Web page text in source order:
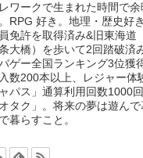
ワークで生まれた時間で
RPG 好き。地理・歴史好
免許を取得済み&旧東海道
大橋）を歩いて2回踏破済
ゲー全国ランキング3位獲
数200本以上、レジャー体
パス」通算利用回数1000
タク」。将来の夢は遊ん
暮らすこと。